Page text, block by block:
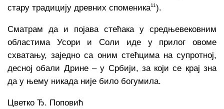
стару традицију древних споменика11).
Сматрам да и појава стећака у средњевековним
областима Усори и Соли иде у прилог овоме
схватању, заједно са оним стећцима на супротној,
десној обали Дрине – у Србији, за који се крај зна
да у њему никада није било богумила.
Цветко Ђ. Поповић